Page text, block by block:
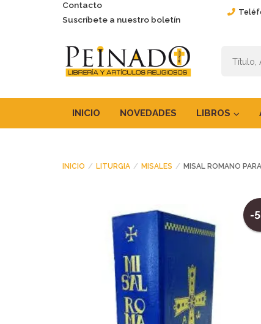
Contacto
Suscríbete a nuestro boletín
INICIO NOVEDADES LIBROS
INICIO LITURGIA MISALES MISAL ROMANO
-